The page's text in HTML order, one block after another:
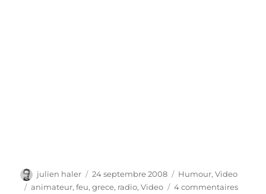
Auteur
julien haler
Publié
le
24 septembre 2008 Catégories
Humour,Video
Étiquettes
animateur,feu,grece, radio,Video 4 commentairessur